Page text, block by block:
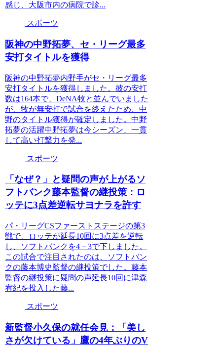
感じ、大阪市内の病院で診...
スポーツ
阪神の中野拓夢、セ・リーグ最多
安打タイトルを獲得
阪神の中野拓夢内野手がセ・リーグ最多
安打タイトルを獲得しました。彼の安打
数は164本で、DeNA牧と並んでいました
が、牧が無安打で試合を終えたため、中
野のタイトル獲得が確定しました。中野
拓夢の活躍中野拓夢は今シーズン、一貫
して高い打撃力を発...
スポーツ
「なぜ？」と疑問の声が上がるソ
フトバンク藤本監督の継投策：ロ
ッテに3点差逆転サヨナラを許す
パ・リーグCSファーストステージの第3
戦で、ロッテが延長10回に3点差を逆転
し、ソフトバンクを4－3で下しました。
この試合で注目されたのは、ソフトバン
クの藤本博史監督の継投策でした。藤本
監督の継投策に疑問の声延長10回に津森
宥紀を投入した藤...
スポーツ
新監督小久保の就任会見：「美し
さが欠けている」鷹の4年ぶりのV